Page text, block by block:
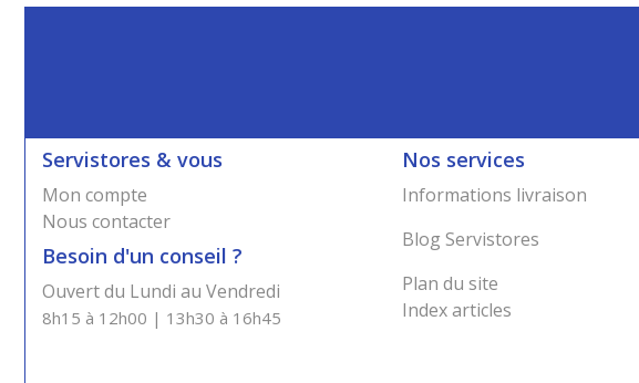
Servistores & vous
Mon compte
Nous contacter
Besoin d'un conseil ?
Ouvert du Lundi au Vendredi
8h15 à 12h00 | 13h30 à 16h45
Nos services
Informations livraison
Blog Servistores
Plan du site
Index articles